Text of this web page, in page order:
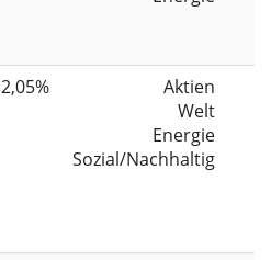
2,05%
Aktien
Welt
Energie
Sozial/Nachhaltig